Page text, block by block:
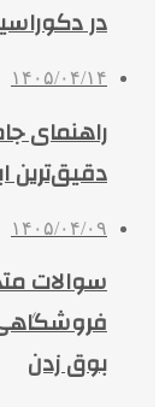
در
۱۴۰۵/۰۴/۱۴
راهنمای
دقیق‌ترین
۱۴۰۵/۰۴/۰۹
سوالات
بوق زدن